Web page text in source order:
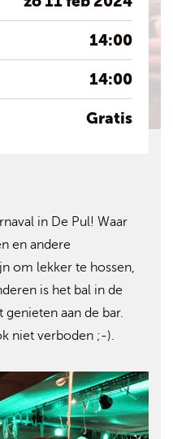
14:00
14:00
Gratis
in De Pul! Waar
en andere
om lekker te hossen,
is het bal in de
aan de bar.
niet verboden ;-).